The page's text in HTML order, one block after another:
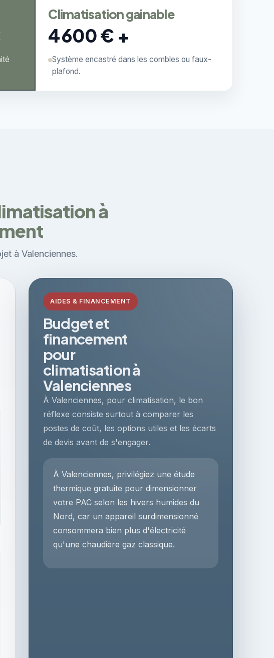
Climatisation gainable
4 600 € +
Système encastré dans les combles ou faux-
plafond.
à
à Valenciennes.
AIDES & FINANCEMENT
Budget et
financement
pour
climatisation à
Valenciennes
À Valenciennes, pour climatisation, le bon
réflexe consiste surtout à comparer les
postes de coût, les options utiles et les écarts
de devis avant de s'engager.
À Valenciennes, privilégiez une étude
thermique gratuite pour dimensionner
votre PAC selon les hivers humides du
Nord, car un appareil surdimensionné
consommera bien plus d'électricité
qu'une chaudière gaz classique.